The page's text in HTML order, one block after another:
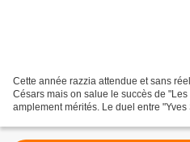
Cette année razzia attendue et sans
Césars mais on salue le succès de
amplement mérités. Le duel entre